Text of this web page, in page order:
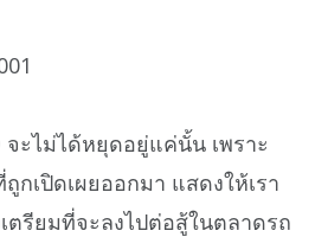
จะไม่ได้หยุดอยู่แค่นั้น เพราะ
เปิดเผยออกมา แสดงให้เรา
ตรียมที่จะลงไปต่อสู้ในตลาดรถ